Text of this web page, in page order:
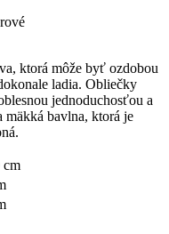
ktorá môže byť ozdobou
ladia. Obliečky
jednoduchosťou a
mäkká bavlna, ktorá je
cm